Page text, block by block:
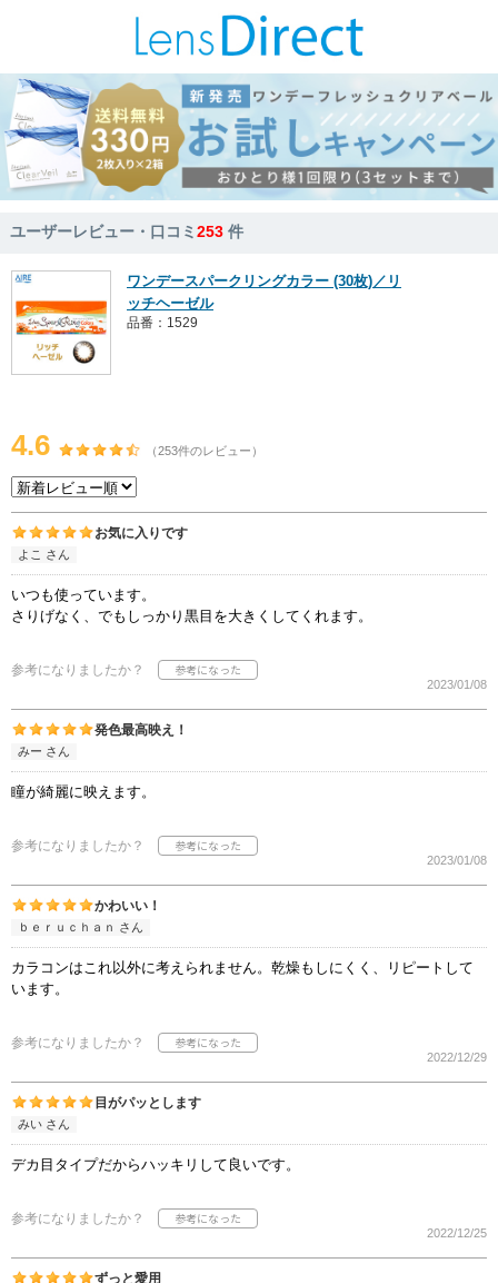
ユーザーレビュー・口コミ253 件
ワンデースパークリングカラー (30枚)／リ
ッチヘーゼル
品番：1529
4.6 （253件のレビュー）
お気に入りです
よこ さん
いつも使っています。
さりげなく、でもしっかり黒目を大きくしてくれます。
参考になりましたか？
2023/01/08
発色最高映え！
みー さん
瞳が綺麗に映えます。
参考になりましたか？
2023/01/08
かわいい！
ｂｅｒｕｃｈａｎ さん
カラコンはこれ以外に考えられません。乾燥もしにくく、リピートして
います。
参考になりましたか？
2022/12/29
目がパッとします
みい さん
デカ目タイプだからハッキリして良いです。
参考になりましたか？
2022/12/25
ずっと愛用